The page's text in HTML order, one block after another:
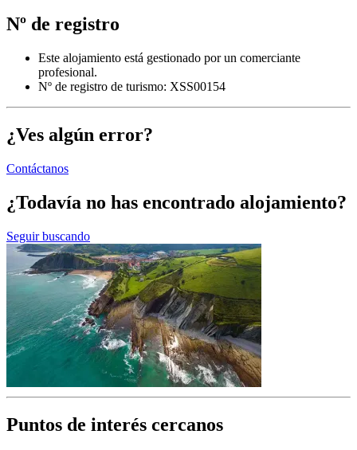
Nº de registro
Este alojamiento está gestionado por un comerciante
profesional.
Nº de registro de turismo: XSS00154
¿Ves algún error?
Contáctanos
¿Todavía no has encontrado alojamiento?
Seguir buscando
Puntos de interés cercanos